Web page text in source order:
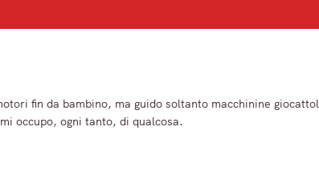
fin da bambino, ma guido soltanto macchinine
occupo, ogni tanto, di qualcosa.